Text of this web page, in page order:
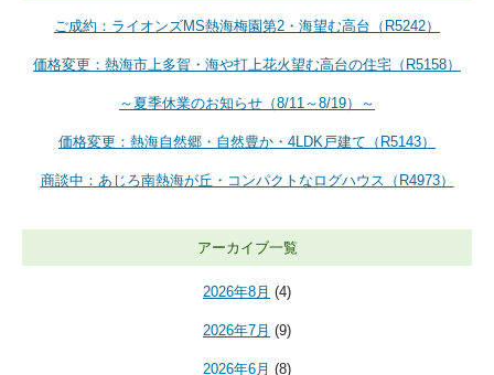
ご成約：ライオンズMS熱海梅園第2・海望む高台（R5242）
価格変更：熱海市上多賀・海や打上花火望む高台の住宅（R5158）
～夏季休業のお知らせ（8/11～8/19）～
価格変更：熱海自然郷・自然豊か・4LDK戸建て（R5143）
商談中：あじろ南熱海が丘・コンパクトなログハウス（R4973）
アーカイブ一覧
2026年8月 (4)
2026年7月 (9)
2026年6月 (8)